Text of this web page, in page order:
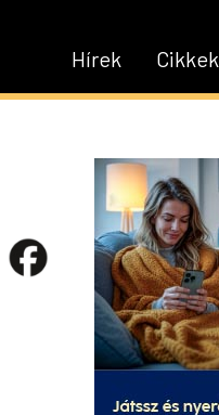
Cikkek
Hírek